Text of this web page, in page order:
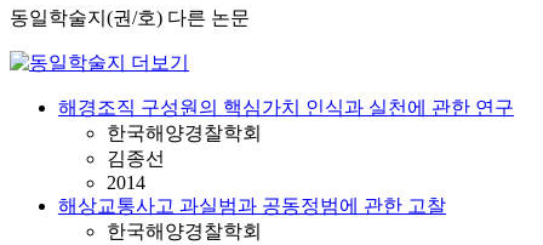
동일학술지(권/호) 다른 논문
해경조직 구성원의 핵심가치 인식과 실천에 관한 연구
한국해양경찰학회
김종선
2014
해상교통사고 과실범과 공동정범에 관한 고찰
한국해양경찰학회